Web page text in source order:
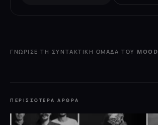
ΓΝΏΡΙΣΕ ΤΗ ΣΥΝΤΑΚΤΙΚΉ ΟΜΆΔΑ ΤΟΥ MOOD
ΠΕΡΙΣΣΌΤΕΡΑ ΆΡΘΡΑ